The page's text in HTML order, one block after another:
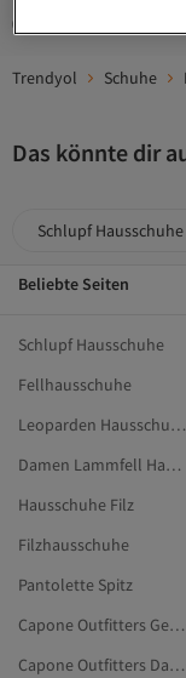
Trendyol Schuhe
Das könnte dir
Schlupf Hausschuhe
Beliebte Seiten
Schlupf Hausschuhe
Fellhausschuhe
Leoparden Hausschuhe
Damen Lammfell Hausschuhe
Hausschuhe Filz
Filzhausschuhe
Pantolette Spitz
Capone Outfitters Gelb Hausschuhe
Capone Outfitters Damen Schuhe